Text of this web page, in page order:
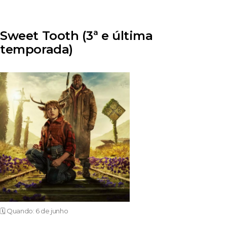
Sweet Tooth (3ª e última
temporada)
🗓️ Quando: 6 de junho